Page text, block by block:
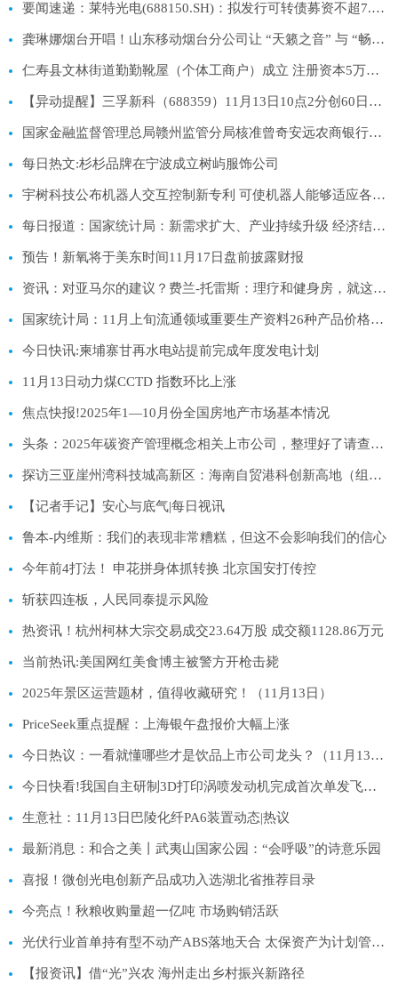
要闻速递：莱特光电(688150.SH)：拟发行可转债募资不超7.66亿元 用于蒲城莱特生产车间数智化升级改造项目等
龚琳娜烟台开唱！山东移动烟台分公司让 “天籁之音” 与 “畅通网络” 双向奔赴-热文
仁寿县文林街道勤勤靴屋（个体工商户）成立 注册资本5万人民币|焦点关注
【异动提醒】三孚新科（688359）11月13日10点2分创60日新高
国家金融监督管理总局赣州监管分局核准曾奇安远农商银行董事_每日热门
每日热文:杉杉品牌在宁波成立树屿服饰公司
宇树科技公布机器人交互控制新专利 可使机器人能够适应各种场景-焦点精选
每日报道：国家统计局：新需求扩大、产业持续升级 经济结构调整成效积极
预告！新氧将于美东时间11月17日盘前披露财报
资讯：对亚马尔的建议？费兰-托雷斯：理疗和健身房，就这么简单
国家统计局：11月上旬流通领域重要生产资料26种产品价格上涨|观焦点
今日快讯:柬埔寨甘再水电站提前完成年度发电计划
11月13日动力煤CCTD 指数环比上涨
焦点快报!2025年1—10月份全国房地产市场基本情况
头条：2025年碳资产管理概念相关上市公司，整理好了请查收！（11月13日）
探访三亚崖州湾科技城高新区：海南自贸港科创新高地（组图）
【记者手记】安心与底气|每日视讯
鲁本-内维斯：我们的表现非常糟糕，但这不会影响我们的信心
今年前4打法！ 申花拼身体抓转换 北京国安打传控
斩获四连板，人民同泰提示风险
热资讯！杭州柯林大宗交易成交23.64万股 成交额1128.86万元
当前热讯:美国网红美食博主被警方开枪击毙
2025年景区运营题材，值得收藏研究！（11月13日）
PriceSeek重点提醒：上海银午盘报价大幅上涨
今日热议：一看就懂哪些才是饮品上市公司龙头？（11月13日）
今日快看!我国自主研制3D打印涡喷发动机完成首次单发飞行试验
生意社：11月13日巴陵化纤PA6装置动态|热议
最新消息：和合之美丨武夷山国家公园：“会呼吸”的诗意乐园
喜报！微创光电创新产品成功入选湖北省推荐目录
今亮点！秋粮收购量超一亿吨 市场购销活跃
光伏行业首单持有型不动产ABS落地天合 太保资产为计划管理人_看点
【报资讯】借“光”兴农 海州走出乡村振兴新路径